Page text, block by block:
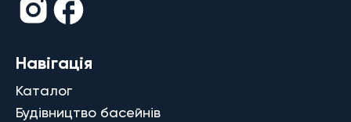
Навігація
Каталог
Будівництво басейнів